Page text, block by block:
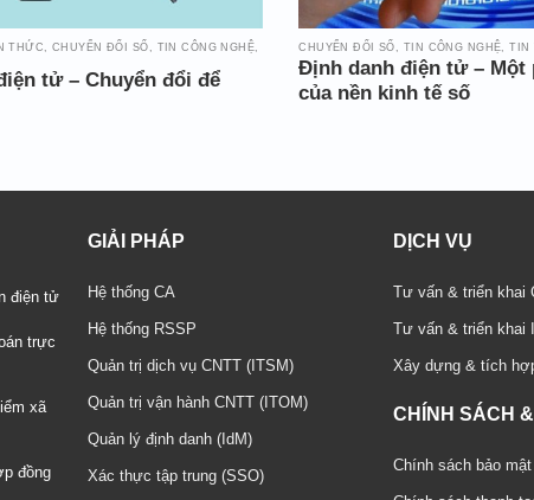
THỨC, CHUYỂN ĐỔI SỐ, TIN CÔNG NGHỆ,
tử – Chuyển đổi để
CHUYỂN ĐỔI SỐ, TIN CÔNG NGHỆ, TIN
Định danh điện tử – Một
của nền kinh tế số
điện tử
trực
xã
đồng
GIẢI PHÁP
Hệ thống CA
Hệ thống RSSP
Quản trị dịch vụ CNTT (ITSM)
Quản trị vận hành CNTT (ITOM)
Quản lý định danh (IdM)
Xác thực tập trung (SSO)
DỊCH VỤ
Tư vấn & triển khai
Tư vấn & triển khai
Xây dựng & tích
CHÍNH SÁCH
Chính sách bảo mật